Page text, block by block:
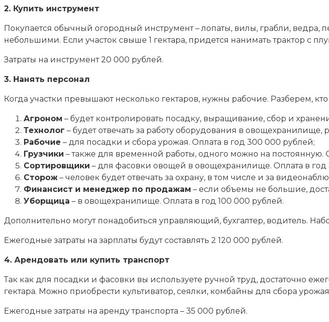
2. Купить инструмент
Покупается обычный огородный инструмент – лопаты, вилы, грабли, ведра,
небольшими. Если участок свыше 1 гектара, придется нанимать трактор с
Затраты на инструмент 20 000 рублей.
3. Нанять персонал
Когда участки превышают несколько гектаров, нужны рабочие. Разберем,
Агроном – будет контролировать посадку, выращивание, сбор и
Технолог – будет отвечать за работу оборудования в овощехранилище,
Рабочие – для посадки и сбора урожая. Оплата в год 300 000 рублей;
Грузчики – также для временной работы, одного можно на постоянную.
Сортировщики – для фасовки овощей в овощехранилище. Оплата в год
Сторож – человек будет отвечать за охрану, в том числе и за
Финансист и менеджер по продажам – если объемы не большие,
Уборщица – в овощехранилище. Оплата в год 100 000 рублей.
Дополнительно могут понадобиться управляющий, бухгалтер, водитель.
Ежегодные затраты на зарплаты будут составлять 2 120 000 рублей.
4. Арендовать или купить транспорт
Так как для посадки и фасовки вы используете ручной труд, достаточно
гектара. Можно приобрести культиватор, сеялки, комбайны для сбора
Ежегодные затраты на аренду транспорта – 35 000 рублей.